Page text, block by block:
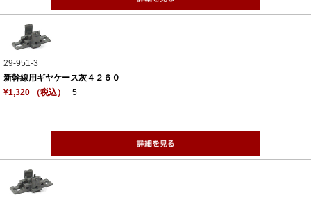
29-951-3
新幹線用ギヤケース灰４２６０
¥1,320 （税込）
5